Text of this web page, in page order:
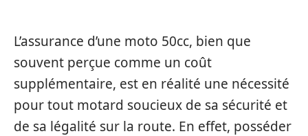
L’assurance d’une moto 50cc, bien que
souvent perçue comme un coût
supplémentaire, est en réalité une nécessité
pour tout motard soucieux de sa sécurité et
de sa légalité sur la route. En effet, posséder